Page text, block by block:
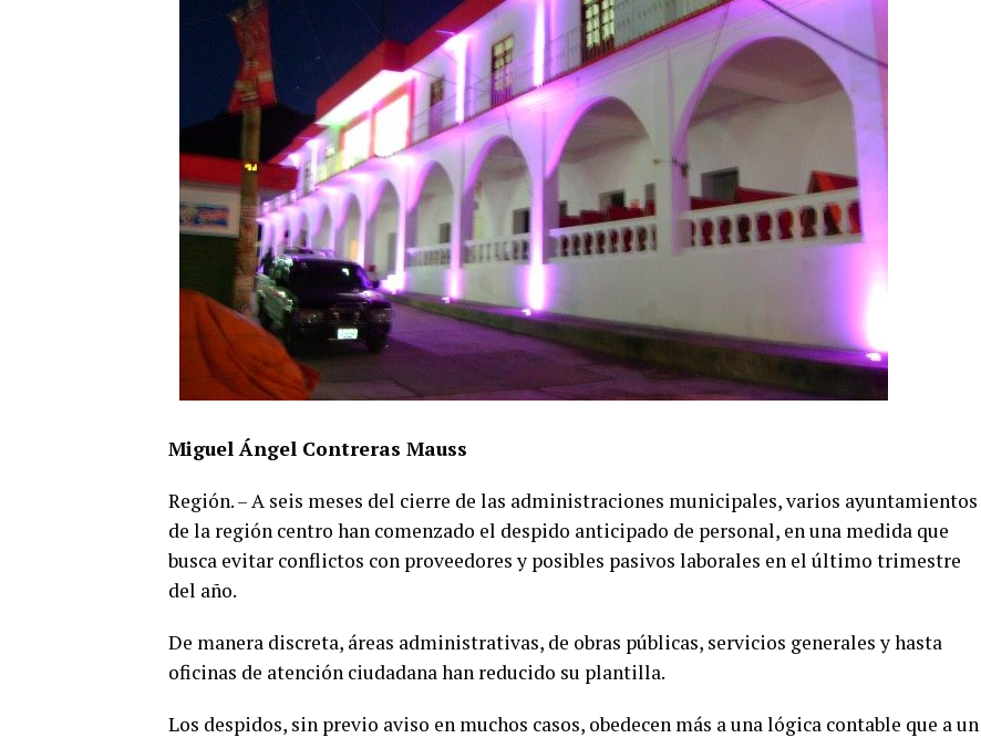
Miguel Ángel Contreras Mauss
Región. – A seis meses del cierre de las administraciones municipales, varios ayuntamientos
de la región centro han comenzado el despido anticipado de personal, en una medida que
busca evitar conflictos con proveedores y posibles pasivos laborales en el último trimestre
del año.
De manera discreta, áreas administrativas, de obras públicas, servicios generales y hasta
oficinas de atención ciudadana han reducido su plantilla.
Los despidos, sin previo aviso en muchos casos, obedecen más a una lógica contable que a un